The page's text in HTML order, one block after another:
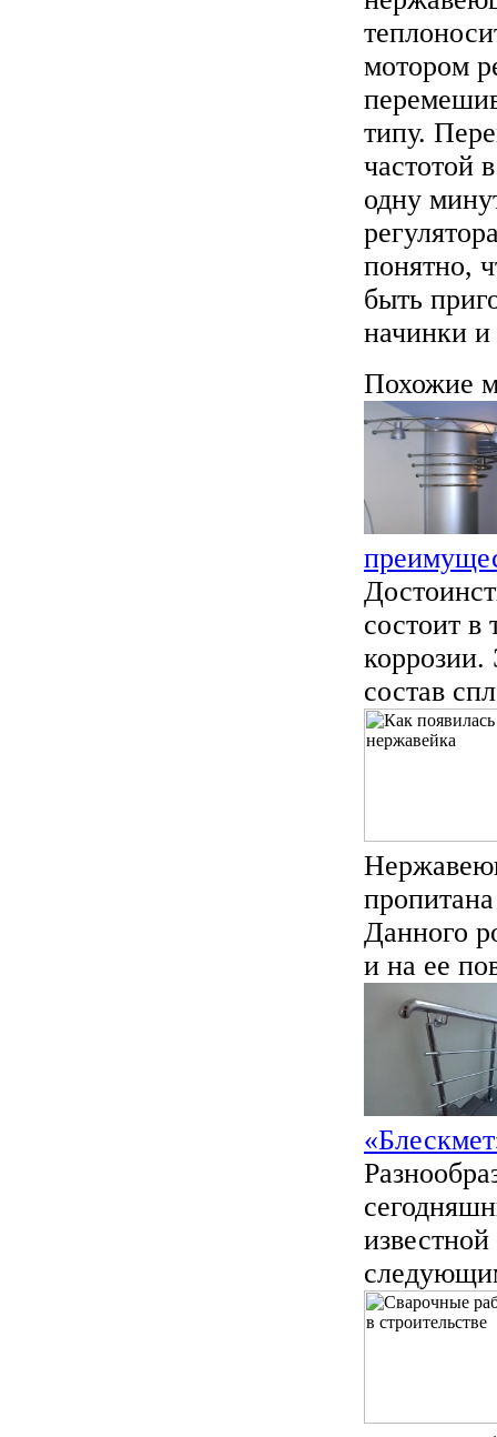
мотором
типу.
частотой
одну
понятно,
быть
начинки
Похожие
состоит в
коррозии.
состав
Данного
и на ее